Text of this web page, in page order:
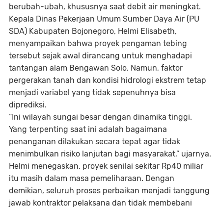
berubah-ubah, khususnya saat debit air meningkat.
Kepala Dinas Pekerjaan Umum Sumber Daya Air (PU
SDA) Kabupaten Bojonegoro, Helmi Elisabeth,
menyampaikan bahwa proyek pengaman tebing
tersebut sejak awal dirancang untuk menghadapi
tantangan alam Bengawan Solo. Namun, faktor
pergerakan tanah dan kondisi hidrologi ekstrem tetap
menjadi variabel yang tidak sepenuhnya bisa
diprediksi.
“Ini wilayah sungai besar dengan dinamika tinggi.
Yang terpenting saat ini adalah bagaimana
penanganan dilakukan secara tepat agar tidak
menimbulkan risiko lanjutan bagi masyarakat,” ujarnya.
Helmi menegaskan, proyek senilai sekitar Rp40 miliar
itu masih dalam masa pemeliharaan. Dengan
demikian, seluruh proses perbaikan menjadi tanggung
jawab kontraktor pelaksana dan tidak membebani